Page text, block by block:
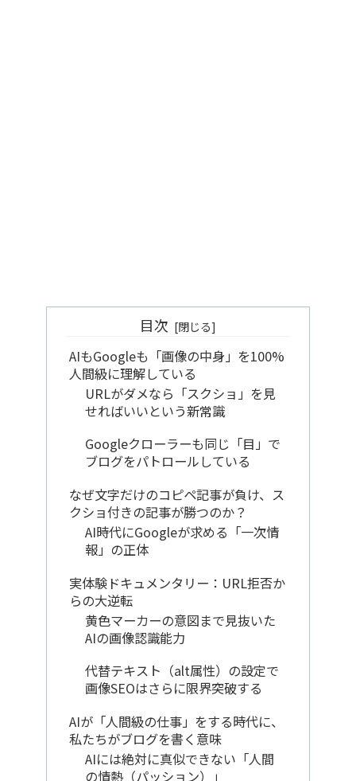
目次
AIもGoogleも「画像の中身」を100%
人間級に理解している
URLがダメなら「スクショ」を見
せればいいという新常識
Googleクローラーも同じ「目」で
ブログをパトロールしている
なぜ文字だけのコピペ記事が負け、ス
クショ付きの記事が勝つのか？
AI時代にGoogleが求める「一次情
報」の正体
実体験ドキュメンタリー：URL拒否か
らの大逆転
黄色マーカーの意図まで見抜いた
AIの画像認識能力
代替テキスト（alt属性）の設定で
画像SEOはさらに限界突破する
AIが「人間級の仕事」をする時代に、
私たちがブログを書く意味
AIには絶対に真似できない「人間
の情熱（パッション）」